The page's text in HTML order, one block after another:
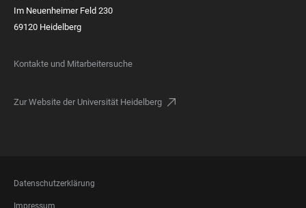
Im Neuenheimer Feld 230
69120 Heidelberg
Kontakte und Mitarbeitersuche
Zur Website der Universität Heidelberg
FOOTER
LEGAL
Datenschutzerklärung
Impressum